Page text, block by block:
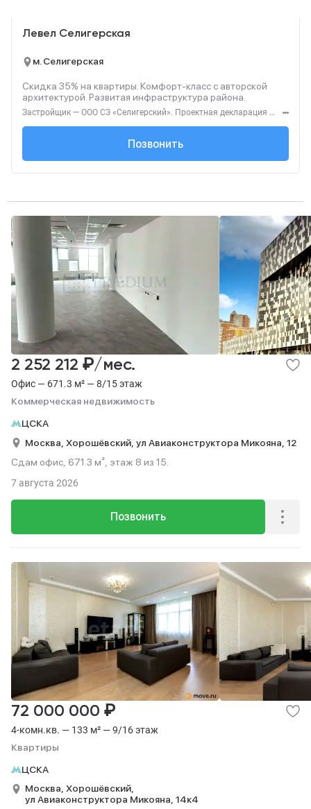
Левел Селигерская
м. Селигерская
Скидка 35% на квартиры. Комфорт‑класс с авторской
архитектурой. Развитая инфраструктура района.
Застройщик — ООО СЗ «Селигерский». Проектная декларация — наш.дом.рф. Акция до 28.02.26. Не оферта. Подробности — Level.ru
+7 (495) 127-68-...
Позвонить
Офис — 671.3 м² — 8/15 этаж
Коммерческая недвижимость
2 252 212 ₽/мес.
ЦСКА
Москва, Хорошёвский, ул Авиаконструктора Микояна, 12
Сдам офис, 671.3 м², этаж 8 из 15.
Позвонить
7 августа 2026
4-комн.кв. — 133 м² — 9/16 этаж
Квартиры
72 000 000 ₽
ЦСКА
Москва, Хорошёвский,
ул Авиаконструктора Микояна, 14к4